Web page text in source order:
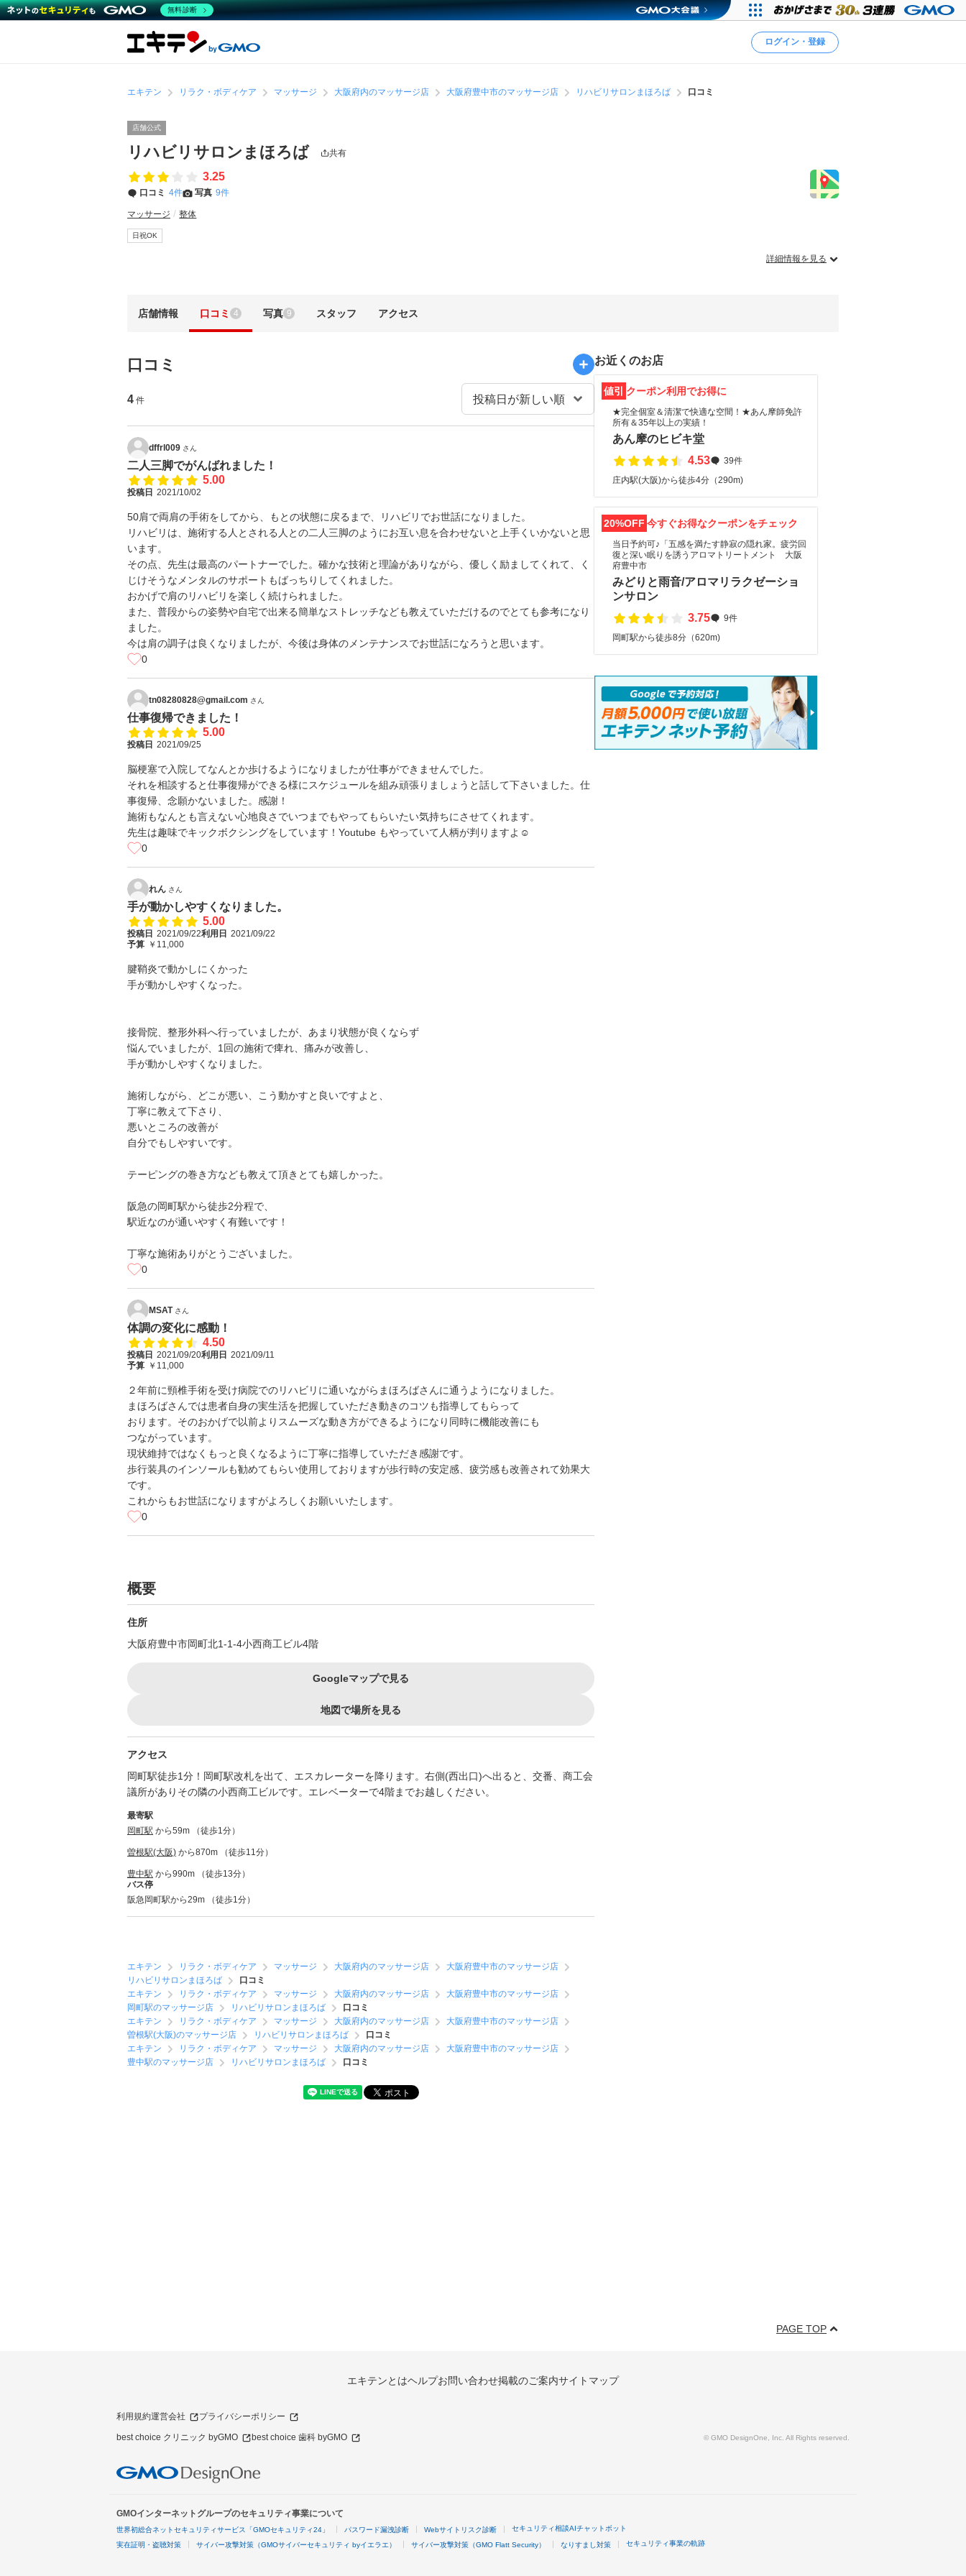
ログイン・登録
エキテン リラク・ボディケア マッサージ 大阪府内のマッサージ店 大阪府豊中市のマッサージ店 リハビリサロンまほろば 口コミ
店舗公式
リハビリサロンまほろば 共有
3.25
口コミ 4件 写真 9件
マッサージ 整体
日祝OK
詳細情報を見る
店舗情報 口コミ 4 写真 9 スタッフ アクセス
口コミ
4 件
dffrl009 さん
二人三脚でがんばれました！
5.00
投稿日 2021/10/02
50肩で両肩の手術をしてから、もとの状態に戻るまで、リハビリでお世話になりました。
リハビリは、施術する人とされる人との二人三脚のようにお互い息を合わせないと上手くいかないと思
います。
その点、先生は最高のパートナーでした。確かな技術と理論がありながら、優しく励ましてくれて、く
じけそうなメンタルのサポートもばっちりしてくれました。
おかげで肩のリハビリを楽しく続けられました。
また、普段からの姿勢や自宅で出来る簡単なストレッチなども教えていただけるのでとても参考になり
ました。
今は肩の調子は良くなりましたが、今後は身体のメンテナンスでお世話になろうと思います。
0
tn08280828@gmail.com さん
仕事復帰できました！
5.00
投稿日 2021/09/25
脳梗塞で入院してなんとか歩けるようになりましたが仕事ができませんでした。
それを相談すると仕事復帰ができる様にスケジュールを組み頑張りましょうと話して下さいました。仕
事復帰、念願かないました。感謝！
施術もなんとも言えない心地良さでいつまでもやってもらいたい気持ちにさせてくれます。
先生は趣味でキックボクシングをしています！Youtube もやっていて人柄が判りますよ☺
0
れん さん
手が動かしやすくなりました。
5.00
投稿日 2021/09/22利用日 2021/09/22
予算 ￥11,000
腱鞘炎で動かしにくかった
手が動かしやすくなった。
接骨院、整形外科へ行っていましたが、あまり状態が良くならず
悩んでいましたが、1回の施術で痺れ、痛みが改善し、
手が動かしやすくなりました。
施術しながら、どこが悪い、こう動かすと良いですよと、
丁寧に教えて下さり、
悪いところの改善が
自分でもしやすいです。
テーピングの巻き方なども教えて頂きとても嬉しかった。
阪急の岡町駅から徒歩2分程で、
駅近なのが通いやすく有難いです！
丁寧な施術ありがとうございました。
0
MSAT さん
体調の変化に感動！
4.50
投稿日 2021/09/20利用日 2021/09/11
予算 ￥11,000
２年前に頸椎手術を受け病院でのリハビリに通いながらまほろばさんに通うようになりました。
まほろばさんでは患者自身の実生活を把握していただき動きのコツも指導してもらって
おります。そのおかげで以前よりスムーズな動き方ができるようになり同時に機能改善にも
つながっています。
現状維持ではなくもっと良くなるように丁寧に指導していただき感謝です。
歩行装具のインソールも勧めてもらい使用しておりますが歩行時の安定感、疲労感も改善されて効果大
です。
これからもお世話になりますがよろしくお願いいたします。
0
概要
住所
大阪府豊中市岡町北1-1-4小西商工ビル4階
Googleマップで見る
地図で場所を見る
アクセス
岡町駅徒歩1分！岡町駅改札を出て、エスカレーターを降ります。右側(西出口)へ出ると、交番、商工会
議所がありその隣の小西商工ビルです。エレベーターで4階までお越しください。
最寄駅
岡町駅 から59m （徒歩1分）
曽根駅(大阪) から870m （徒歩11分）
豊中駅 から990m （徒歩13分）
バス停
阪急岡町駅から29m （徒歩1分）
エキテン リラク・ボディケア マッサージ 大阪府内のマッサージ店
大阪府豊中市のマッサージ店
リハビリサロンまほろば
口コミ
エキテン
リラク・ボディケア マッサージ 大阪府内のマッサージ店
大阪府豊中市のマッサージ店
岡町駅のマッサージ店
リハビリサロンまほろば
口コミ
エキテン
リラク・ボディケア マッサージ 大阪府内のマッサージ店
大阪府豊中市のマッサージ店
曽根駅(大阪)のマッサージ店
リハビリサロンまほろば
口コミ
エキテン
リラク・ボディケア マッサージ 大阪府内のマッサージ店
大阪府豊中市のマッサージ店
豊中駅のマッサージ店
リハビリサロンまほろば 口コミ
お近くのお店
値引 クーポン利用でお得に
★完全個室＆清潔で快適な空間！★あん摩師免許
所有＆35年以上の実績！
あん摩のヒビキ堂
4.53
39件
庄内駅(大阪)から徒歩4分（290m)
20%OFF 今すぐお得なクーポンをチェック
当日予約可♪「五感を満たす静寂の隠れ家。疲労回
復と深い眠りを誘うアロマトリートメント 大阪
府豊中市
みどりと雨音/アロマリラクゼーショ
ンサロン
3.75
9件
岡町駅から徒歩8分（620m)
PAGE TOP
エキテンとはヘルプお問い合わせ掲載のご案内サイトマップ
利用規約運営会社 プライバシーポリシー
best choice クリニック byGMO best choice 歯科 byGMO © GMO DesignOne, Inc. All Rights reserved.
GMOインターネットグループのセキュリティ事業について
世界初総合ネットセキュリティサービス「GMOセキュリティ24」 パスワード漏洩診断 Webサイトリスク診断 セキュリティ相談AIチャットボット
実在証明・盗聴対策 サイバー攻撃対策（GMOサイバーセキュリティ byイエラエ） サイバー攻撃対策（GMO Flatt Security） なりすまし対策 セキュリティ事業の軌跡
無料診断